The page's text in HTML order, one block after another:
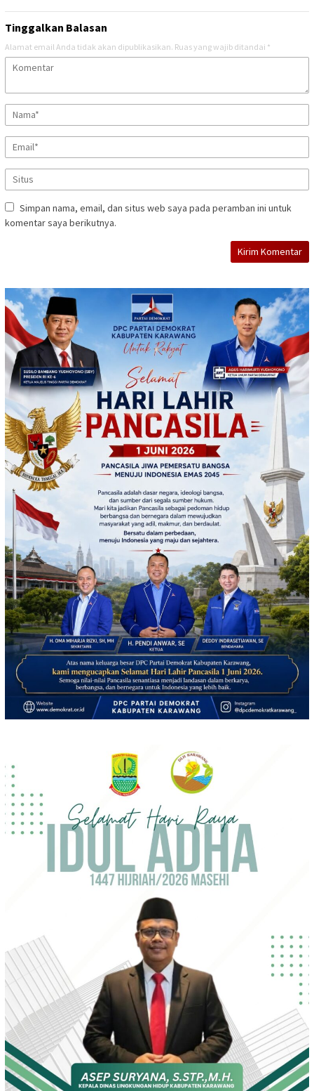
Tinggalkan Balasan
Alamat email Anda tidak akan dipublikasikan. Ruas yang wajib ditandai *
Simpan nama, email, dan situs web saya pada peramban ini untuk
komentar saya berikutnya.